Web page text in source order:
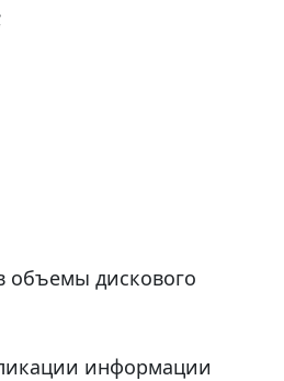
объемы дискового
информации